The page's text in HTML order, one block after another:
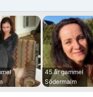
45 år gammel
Södermalm